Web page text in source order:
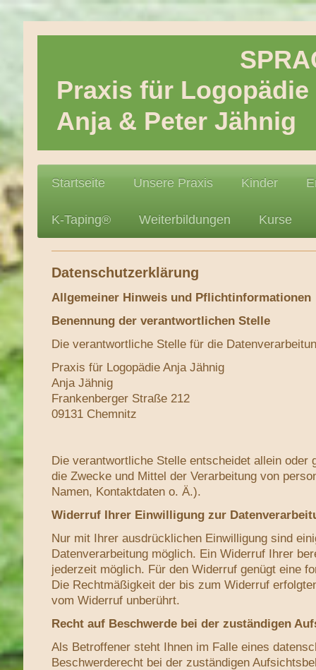
Praxis für
Anja & Peter
Startseite Unsere Praxis Kinder
K-Taping® Weiterbildungen Kurse
Datenschutzerklärung
Allgemeiner Hinweis und Pflichtinformationen
Benennung der verantwortlichen Stelle
Die verantwortliche Stelle für die
Praxis für Logopädie Anja Jähnig
Anja Jähnig
Frankenberger Straße 212
09131 Chemnitz
Die verantwortliche Stelle entscheidet allein oder
die Zwecke und Mittel der Verarbeitung von
Namen, Kontaktdaten o. Ä.).
Widerruf Ihrer Einwilligung zur
Nur mit Ihrer ausdrücklichen Einwilligung sind
Datenverarbeitung möglich. Ein Widerruf Ihrer
jederzeit möglich. Für den Widerruf genügt eine
Die Rechtmäßigkeit der bis zum Widerruf
vom Widerruf unberührt.
Recht auf Beschwerde bei der zuständigen
Als Betroffener steht Ihnen im Falle eines
Beschwerderecht bei der zuständigen